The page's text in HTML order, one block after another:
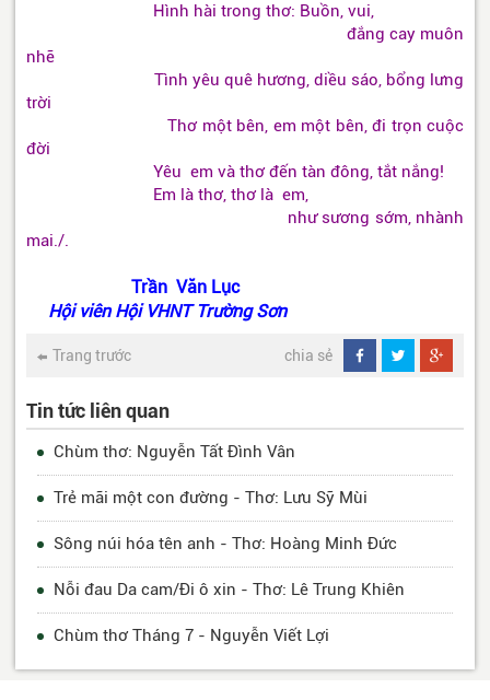
Hình hài trong thơ: Buồn, vui,
đắng cay muôn
nhẽ
Tình yêu quê hương, diều sáo, bổng lưng
trời
Thơ một bên, em một bên, đi trọn cuộc
đời
Yêu em và thơ đến tàn đông, tắt nắng!
Em là thơ, thơ là em,
như sương sớm, nhành
mai./.
Trần Văn Lục
Hội viên Hội VHNT Trường Sơn
Trang trước chia sẻ
Tin tức liên quan
Chùm thơ: Nguyễn Tất Đình Vân
Trẻ mãi một con đường - Thơ: Lưu Sỹ Mùi
Sông núi hóa tên anh - Thơ: Hoàng Minh Đức
Nỗi đau Da cam/Đi ô xin - Thơ: Lê Trung Khiên
Chùm thơ Tháng 7 - Nguyễn Viết Lợi